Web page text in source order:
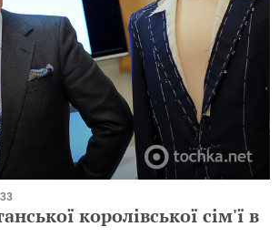
королівської сім'ї в